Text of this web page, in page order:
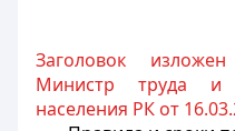
Заголовок
Министр труда и
населения РК от